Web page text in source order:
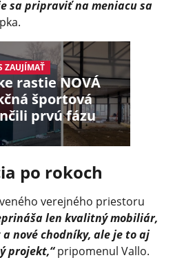
sa pripraviť na meniacu sa
ZAUJÍMAŤ
rastie NOVÁ
športová
prvú fázu
po rokoch
verejného priestoru
len kvalitný mobiliár,
nové chodníky, ale je to aj
projekt,“pripomenul Vallo.